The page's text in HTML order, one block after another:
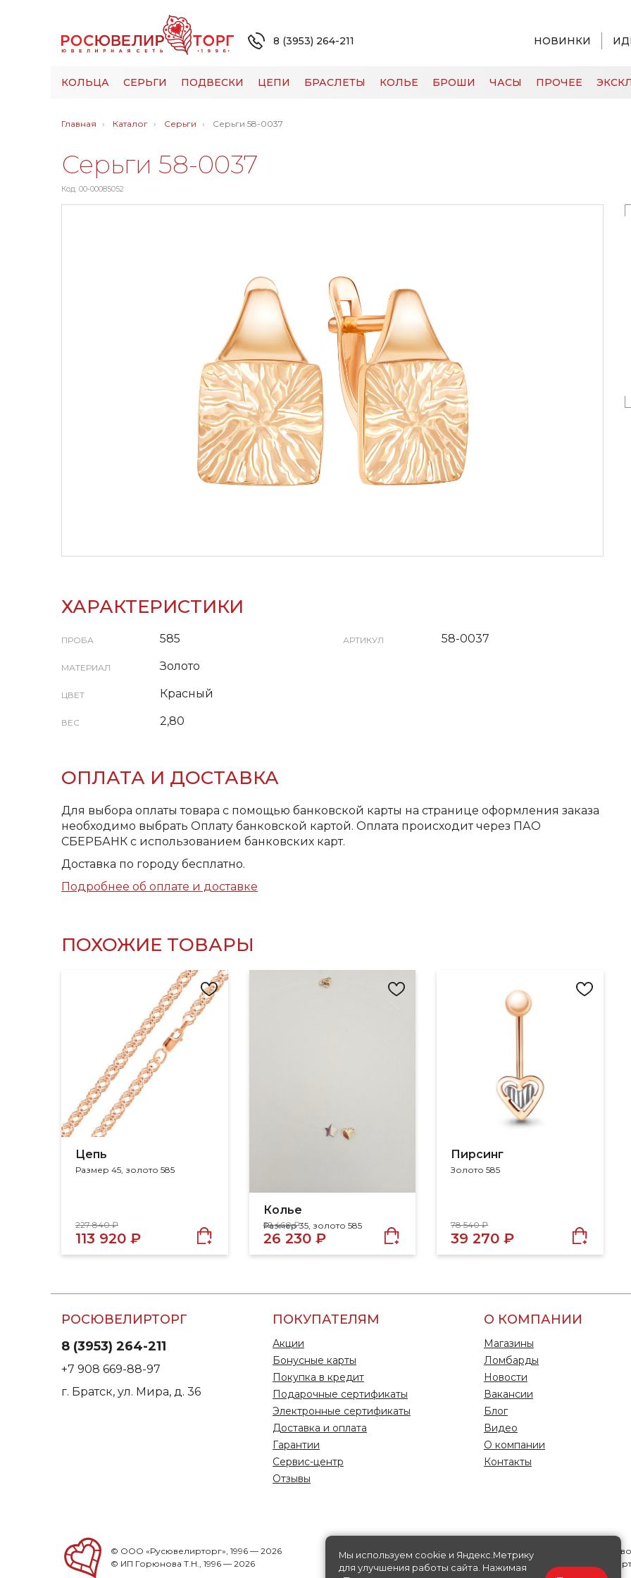
8 (3953) 264-211 НОВИНКИ
КОЛЬЦА СЕРЬГИ ПОДВЕСКИ ЦЕПИ БРАСЛЕТЫ КОЛЬЕ БРОШИ ЧАСЫ ПРОЧЕЕ
Главная Каталог Серьги Серьги 58-0037
Серьги 58-0037
Код: 00-00085052
ХАРАКТЕРИСТИКИ
ПРОБА 585
МАТЕРИАЛ Золото
ЦВЕТ Красный
ВЕС 2,80
АРТИКУЛ 58-0037
ОПЛАТА И ДОСТАВКА
Для выбора оплаты товара с помощью банковской карты на странице оформления заказа
необходимо выбрать Оплату банковской картой. Оплата происходит через ПАО
СБЕРБАНК с использованием банковских карт.
Доставка по городу бесплатно.
Подробнее об оплате и доставке
ПОХОЖИЕ ТОВАРЫ
Цепь
Размер 45, золото 585
227 840 ₽
113 920 ₽
Колье
Размер 35, золото 585
52 460 ₽
26 230 ₽
Пирсинг
Золото 585
78 540 ₽
39 270 ₽
РОСЮВЕЛИРТОРГ
8 (3953) 264-211
+7 908 669-88-97
г. Братск, ул. Мира, д. 36
ПОКУПАТЕЛЯМ
Акции
Бонусные карты
Покупка в кредит
Подарочные сертификаты
Электронные сертификаты
Доставка и оплата
Гарантии
Сервис-центр
Отзывы
О КОМПАНИИ
Магазины
Ломбарды
Новости
Вакансии
Блог
Видео
О компании
Контакты
© ООО «Русювелирторг», 1996 — 2026
© ИП Горюнова Т.Н., 1996 — 2026
Информация на данной странице носит исключительно
характер, ни при каких условиях не является публичной
Мы используем cookie и Яндекс.Метрику
для улучшения работы сайта. Нажимая